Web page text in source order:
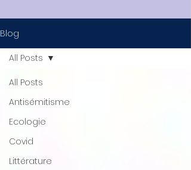
Blog
All Posts
Antisémitisme
Ecologie
Covid
Littérature
All Posts